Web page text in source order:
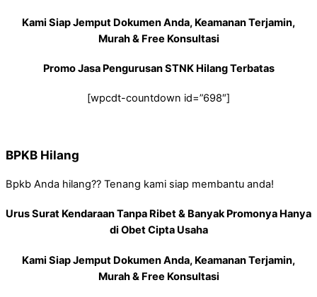
Kami Siap Jemput Dokumen Anda, Keamanan Terjamin,
Murah & Free Konsultasi
Promo Jasa Pengurusan STNK Hilang Terbatas
[wpcdt-countdown id=”698″]
BPKB Hilang
Bpkb Anda hilang?? Tenang kami siap membantu anda!
Urus Surat Kendaraan Tanpa Ribet & Banyak Promonya Hanya
di Obet Cipta Usaha
Kami Siap Jemput Dokumen Anda, Keamanan Terjamin,
Murah & Free Konsultasi